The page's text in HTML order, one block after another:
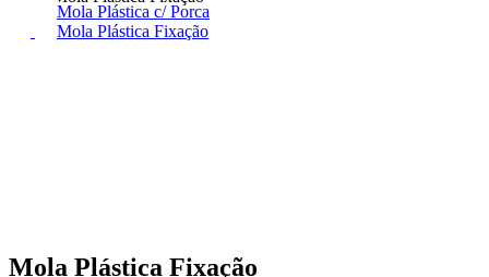
Mola Plástica c/ Porca
Mola Plástica Fixação
Mola Plástica Fixação